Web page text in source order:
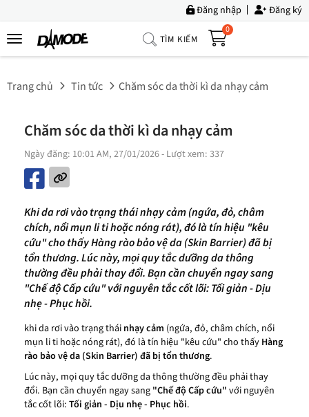
Đăng nhập Đăng ký
TÌM KIẾM
0
Trang
Phẩm
Sưu
Trang chủ Tin tức Chăm sóc da thời kì da nhạy cảm
Chăm sóc da thời kì da nhạy cảm
Ngày đăng: 10:01 AM, 27/01/2026- Lượt xem: 337
Khi da rơi vào trạng thái nhạy cảm (ngứa, đỏ, châm
chích, nổi mụn li ti hoặc nóng rát), đó là tín hiệu "kêu
cứu" cho thấy Hàng rào bảo vệ da (Skin Barrier) đã bị
tổn thương. Lúc này, mọi quy tắc dưỡng da thông
thường đều phải thay đổi. Bạn cần chuyển ngay sang
"Chế độ Cấp cứu" với nguyên tắc cốt lõi: Tối giản - Dịu
nhẹ - Phục hồi.
khi da rơi vào trạng thái nhạy cảm (ngứa, đỏ, châm chích, nổi
mụn li ti hoặc nóng rát), đó là tín hiệu "kêu cứu" cho thấy Hàng
rào bảo vệ da (Skin Barrier) đã bị tổn thương.
Lúc này, mọi quy tắc dưỡng da thông thường đều phải thay
đổi. Bạn cần chuyển ngay sang "Chế độ Cấp cứu" với nguyên
tắc cốt lõi: Tối giản - Dịu nhẹ - Phục hồi.